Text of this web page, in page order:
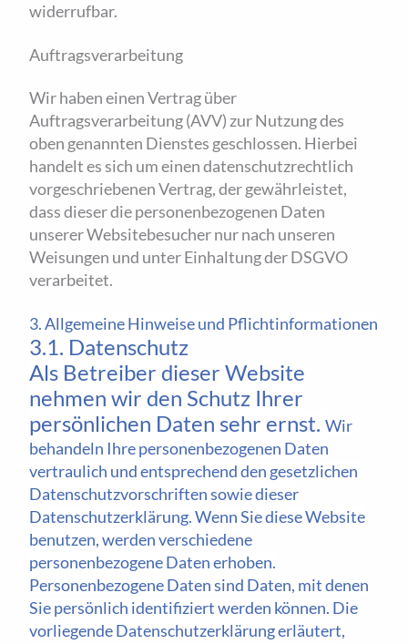
widerrufbar.
Auftragsverarbeitung
Wir haben einen Vertrag über
Auftragsverarbeitung (AVV) zur Nutzung des
oben genannten Dienstes geschlossen. Hierbei
handelt es sich um einen datenschutzrechtlich
vorgeschriebenen Vertrag, der gewährleistet,
dass dieser die personenbezogenen Daten
unserer Websitebesucher nur nach unseren
Weisungen und unter Einhaltung der DSGVO
verarbeitet.
3. Allgemeine Hinweise und Pflicht­informationen
3.1. Datenschutz
Als Betreiber dieser Website
nehmen wir den Schutz Ihrer
persönlichen Daten sehr ernst.Wir
behandeln Ihre personenbezogenen Daten
vertraulich und entsprechend den gesetzlichen
Datenschutzvorschriften sowie dieser
Datenschutzerklärung.Wenn Sie diese Website
benutzen, werden verschiedene
personenbezogene Daten erhoben.
Personenbezogene Daten sind Daten, mit denen
Sie persönlich identifiziert werden können. Die
vorliegende Datenschutzerklärung erläutert,